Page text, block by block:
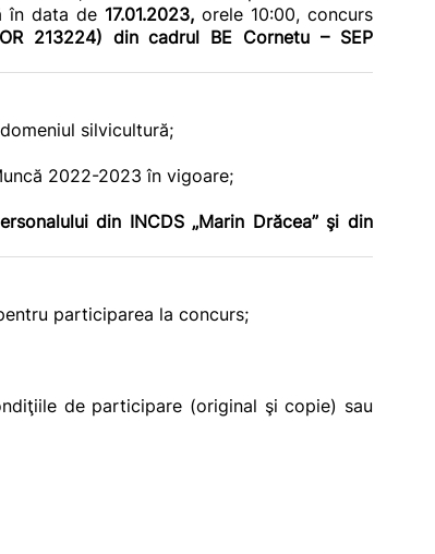
în data de 17.01.2023,orele 10:00, concurs
213224) din cadrul BE Cornetu – SEP
silvicultură;
2022-2023 în vigoare;
din INCDS „Marin Drăcea” şi din
participarea la concurs;
de participare (original şi copie) sau